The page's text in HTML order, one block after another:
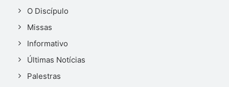
O Discípulo
Missas
Informativo
Últimas Notícias
Palestras